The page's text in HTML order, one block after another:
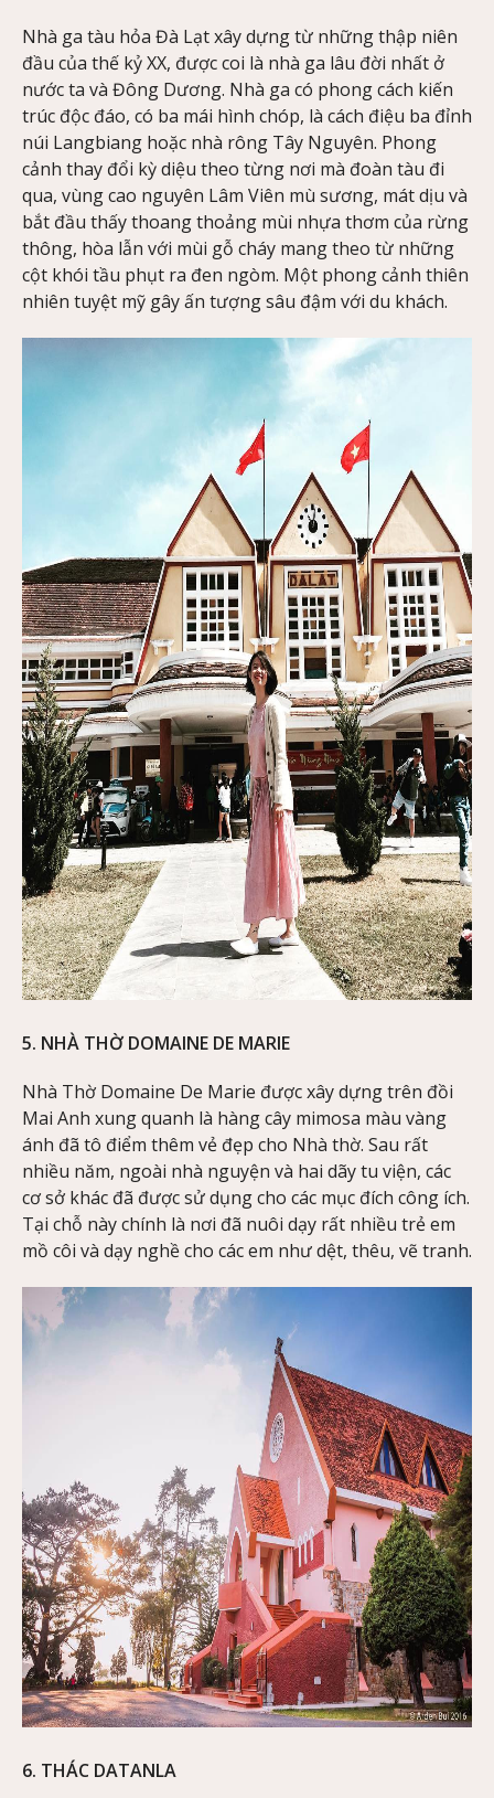
Nhà ga tàu hỏa Đà Lạt xây dựng từ những thập niên
đầu của thế kỷ XX, được coi là nhà ga lâu đời nhất ở
nước ta và Đông Dương. Nhà ga có phong cách kiến
trúc độc đáo, có ba mái hình chóp, là cách điệu ba đỉnh
núi Langbiang hoặc nhà rông Tây Nguyên. Phong
cảnh thay đổi kỳ diệu theo từng nơi mà đoàn tàu đi
qua, vùng cao nguyên Lâm Viên mù sương, mát dịu và
bắt đầu thấy thoang thoảng mùi nhựa thơm của rừng
thông, hòa lẫn với mùi gỗ cháy mang theo từ những
cột khói tầu phụt ra đen ngòm. Một phong cảnh thiên
nhiên tuyệt mỹ gây ấn tượng sâu đậm với du khách.
5. NHÀ THỜ DOMAINE DE MARIE
Nhà Thờ Domaine De Marie được xây dựng trên đồi
Mai Anh xung quanh là hàng cây mimosa màu vàng
ánh đã tô điểm thêm vẻ đẹp cho Nhà thờ. Sau rất
nhiều năm, ngoài nhà nguyện và hai dãy tu viện, các
cơ sở khác đã được sử dụng cho các mục đích công ích.
Tại chỗ này chính là nơi đã nuôi dạy rất nhiều trẻ em
mồ côi và dạy nghề cho các em như dệt, thêu, vẽ tranh.
6. THÁC DATANLA